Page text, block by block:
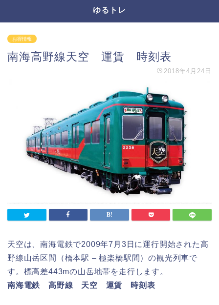
ゆるトレ
お得情報
南海高野線天空 運賃 時刻表
2018年4月24日
天空は、南海電鉄で2009年7月3日に運行開始された高
野線山岳区間（橋本駅 – 極楽橋駅間）の観光列車で
す。標高差443mの山岳地帯を走行します。
南海電鉄 高野線 天空 運賃 時刻表